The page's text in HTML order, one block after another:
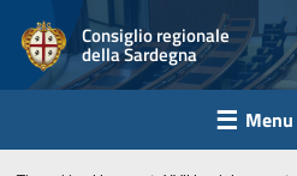
Consiglio regionale
della Sardegna
Menu